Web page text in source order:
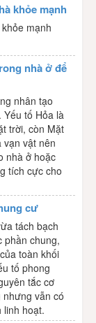
khỏe mạnh
mạnh
nhà ở để
nhân tạo
Yếu tố Hỏa là
trời, còn Mặt
vạn vật nên
nhà ở hoặc
tích cực cho
cư
tách bạch
phần chung,
toàn khối
tố phong
tắc cơ
vẫn có
linh hoạt.